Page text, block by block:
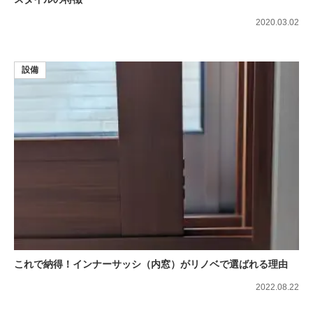
2020.03.02
これで納得！インナーサッシ（内窓）がリノベで選ばれる理由
設備
2022.08.22